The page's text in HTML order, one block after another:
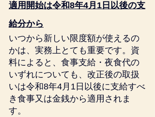
適用開始は令和8年4月1日以後の支
給分から
いつから新しい限度額が使えるの
かは、実務上とても重要です。資
料によると、食事支給・夜食代の
いずれについても、改正後の取扱
いは令和8年4月1日以後に支給すべ
き食事又は金銭から適用されま
す。